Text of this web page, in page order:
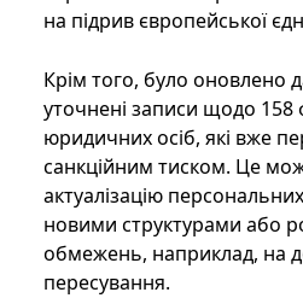
на підрив європейської
Крім того, було оновлено
уточнені записи щодо 158
юридичних осіб, які вже
санкційним тиском. Це
актуалізацію
новими структурами або
обмежень, наприклад, на
пересування.